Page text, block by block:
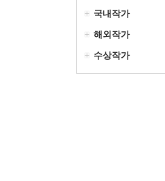
국내작가
해외작가
수상작가